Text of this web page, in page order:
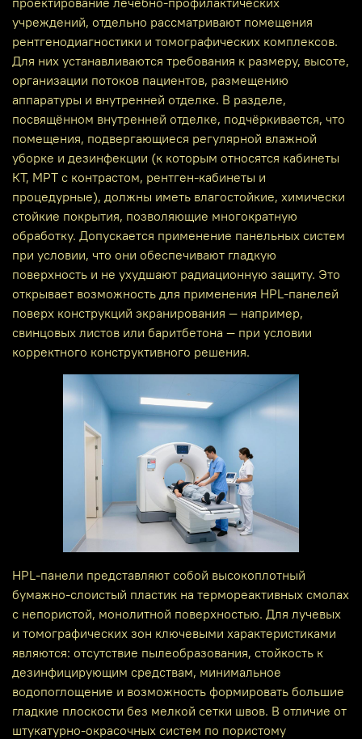
учреждений, отдельно рассматривают помещения
рентгенодиагностики и томографических комплексов.
Для них устанавливаются требования к размеру, высоте,
организации потоков пациентов, размещению
аппаратуры и внутренней отделке. В разделе,
посвящённом внутренней отделке, подчёркивается, что
помещения, подвергающиеся регулярной влажной
уборке и дезинфекции (к которым относятся кабинеты
КТ, МРТ с контрастом, рентген‑кабинеты и
процедурные), должны иметь влагостойкие, химически
стойкие покрытия, позволяющие многократную
обработку. Допускается применение панельных систем
при условии, что они обеспечивают гладкую
поверхность и не ухудшают радиационную защиту. Это
открывает возможность для применения HPL‑панелей
поверх конструкций экранирования — например,
свинцовых листов или баритбетона — при условии
корректного конструктивного решения.
HPL-панели представляют собой высокоплотный
бумажно‑слоистый пластик на термореактивных смолах
с непористой, монолитной поверхностью. Для лучевых
и томографических зон ключевыми характеристиками
являются: отсутствие пылеобразования, стойкость к
дезинфицирующим средствам, минимальное
водопоглощение и возможность формировать большие
гладкие плоскости без мелкой сетки швов. В отличие от
штукатурно‑окрасочных систем по пористому